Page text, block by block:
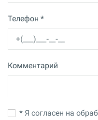
Телефон *
Комментарий
* Я согласен на